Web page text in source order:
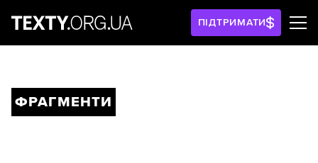
ПІДТРИМАТИ
ФРАГМЕНТИ